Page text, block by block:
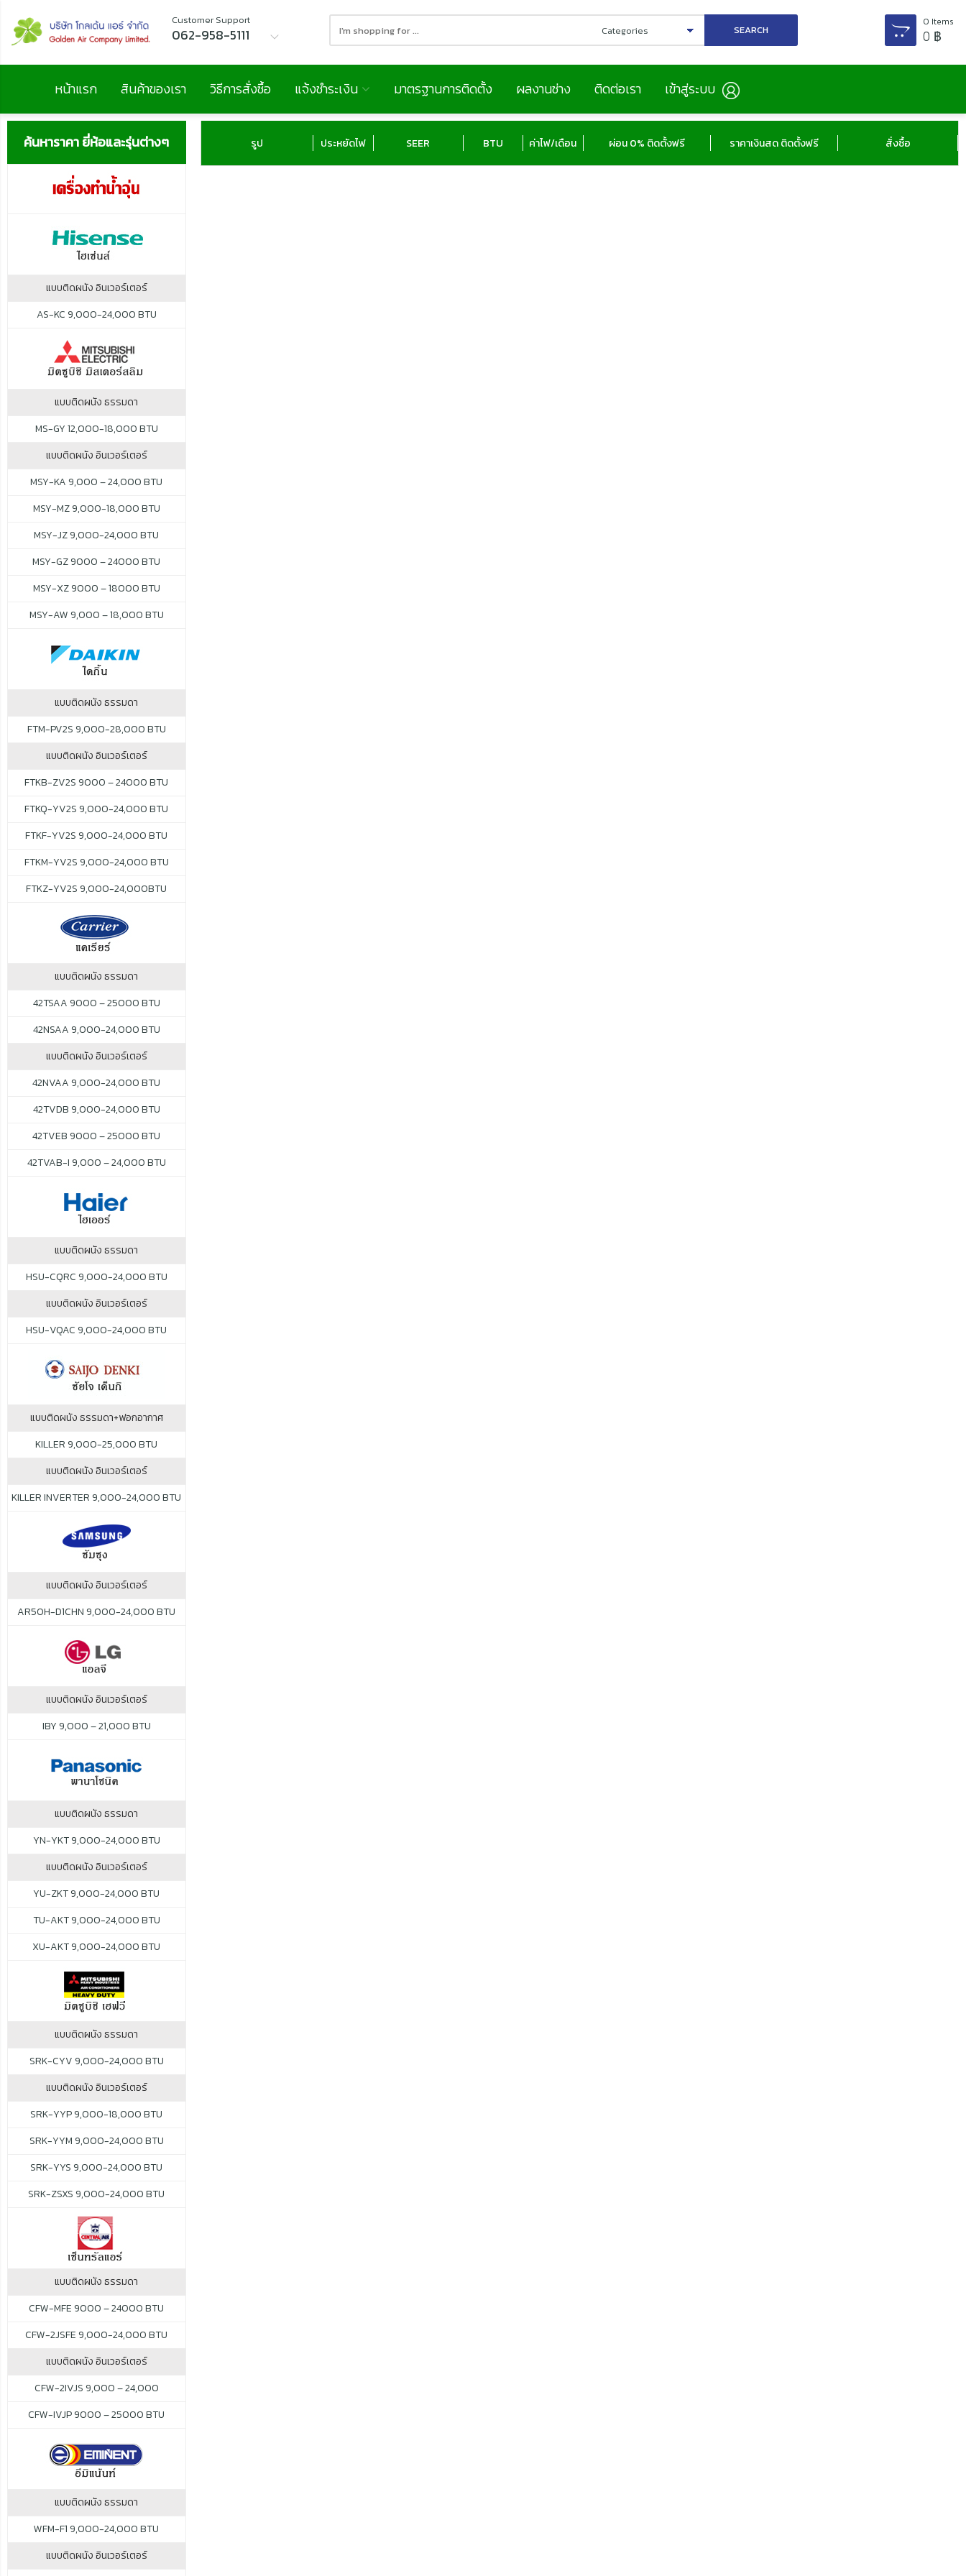
Customer Support
062-958-5111
Search
here
0 Items
0 ฿
หน้าแรก สินค้าของเรา วิธีการสั่งซื้อ แจ้งชำระเงิน มาตรฐานการติดตั้ง ผลงานช่าง ติดต่อเรา เข้าสู่ระบบ
รูป ประหยัดไฟ SEER BTU ค่าไฟ/เดือน ผ่อน 0% ติดตั้งฟรี ราคาเงินสด ติดตั้งฟรี สั่งซื้อ
ค้นหาราคา ยี่ห้อและรุ่นต่างๆ
แบบติดผนัง อินเวอร์เตอร์
AS-KC 9,000-24,000 BTU
แบบติดผนัง ธรรมดา
MS-GY 12,000-18,000 BTU
แบบติดผนัง อินเวอร์เตอร์
MSY-KA 9,000 – 24,000 BTU
MSY-MZ 9,000-18,000 BTU
MSY-JZ 9,000-24,000 BTU
MSY-GZ 9000 – 24000 BTU
MSY-XZ 9000 – 18000 BTU
MSY-AW 9,000 – 18,000 BTU
แบบติดผนัง ธรรมดา
FTM-PV2S 9,000-28,000 BTU
แบบติดผนัง อินเวอร์เตอร์
FTKB-ZV2S 9000 – 24000 BTU
FTKQ-YV2S 9,000-24,000 BTU
FTKF-YV2S 9,000-24,000 BTU
FTKM-YV2S 9,000-24,000 BTU
FTKZ-YV2S 9,000-24,000BTU
แบบติดผนัง ธรรมดา
42TSAA 9000 – 25000 BTU
42NSAA 9,000-24,000 BTU
แบบติดผนัง อินเวอร์เตอร์
42NVAA 9,000-24,000 BTU
42TVDB 9,000-24,000 BTU
42TVEB 9000 – 25000 BTU
42TVAB-I 9,000 – 24,000 BTU
แบบติดผนัง ธรรมดา
HSU-CQRC 9,000-24,000 BTU
แบบติดผนัง อินเวอร์เตอร์
HSU-VQAC 9,000-24,000 BTU
แบบติดผนัง ธรรมดา+ฟอกอากาศ
KILLER 9,000-25,000 BTU
แบบติดผนัง อินเวอร์เตอร์
KILLER INVERTER 9,000-24,000 BTU
แบบติดผนัง อินเวอร์เตอร์
AR50H-D1CHN 9,000-24,000 BTU
แบบติดผนัง อินเวอร์เตอร์
IBY 9,000 – 21,000 BTU
แบบติดผนัง ธรรมดา
YN-YKT 9,000-24,000 BTU
แบบติดผนัง อินเวอร์เตอร์
YU-ZKT 9,000-24,000 BTU
TU-AKT 9,000-24,000 BTU
XU-AKT 9,000-24,000 BTU
แบบติดผนัง ธรรมดา
SRK-CYV 9,000-24,000 BTU
แบบติดผนัง อินเวอร์เตอร์
SRK-YYP 9,000-18,000 BTU
SRK-YYM 9,000-24,000 BTU
SRK-YYS 9,000-24,000 BTU
SRK-ZSXS 9,000-24,000 BTU
แบบติดผนัง ธรรมดา
CFW-MFE 9000 – 24000 BTU
CFW-2JSFE 9,000-24,000 BTU
แบบติดผนัง อินเวอร์เตอร์
CFW-2IVJS 9,000 – 24,000
CFW-IVJP 9000 – 25000 BTU
แบบติดผนัง ธรรมดา
WFM-F1 9,000-24,000 BTU
แบบติดผนัง อินเวอร์เตอร์